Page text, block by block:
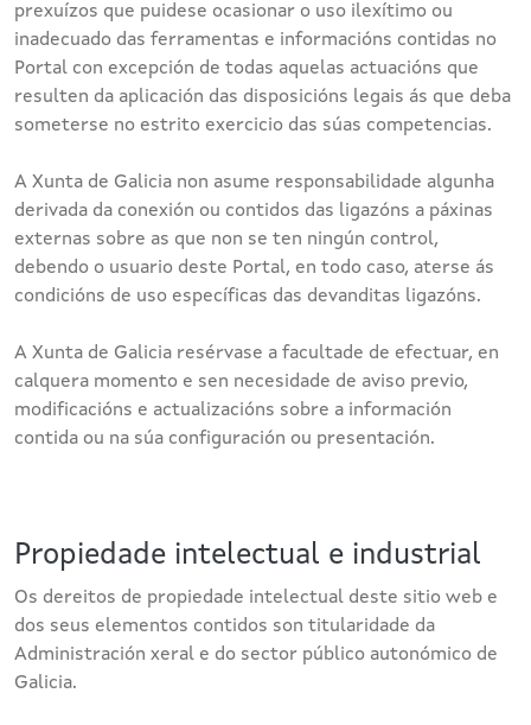
prexuízos que puidese ocasionar o uso ilexítimo ou
inadecuado das ferramentas e informacións contidas no
Portal con excepción de todas aquelas actuacións que
resulten da aplicación das disposicións legais ás que deba
someterse no estrito exercicio das súas competencias.
A Xunta de Galicia non asume responsabilidade algunha
derivada da conexión ou contidos das ligazóns a páxinas
externas sobre as que non se ten ningún control,
debendo o usuario deste Portal, en todo caso, aterse ás
condicións de uso específicas das devanditas ligazóns.
A Xunta de Galicia resérvase a facultade de efectuar, en
calquera momento e sen necesidade de aviso previo,
modificacións e actualizacións sobre a información
contida ou na súa configuración ou presentación.
Propiedade intelectual e industrial
Os dereitos de propiedade intelectual deste sitio web e
dos seus elementos contidos son titularidade da
Administración xeral e do sector público autonómico de
Galicia.